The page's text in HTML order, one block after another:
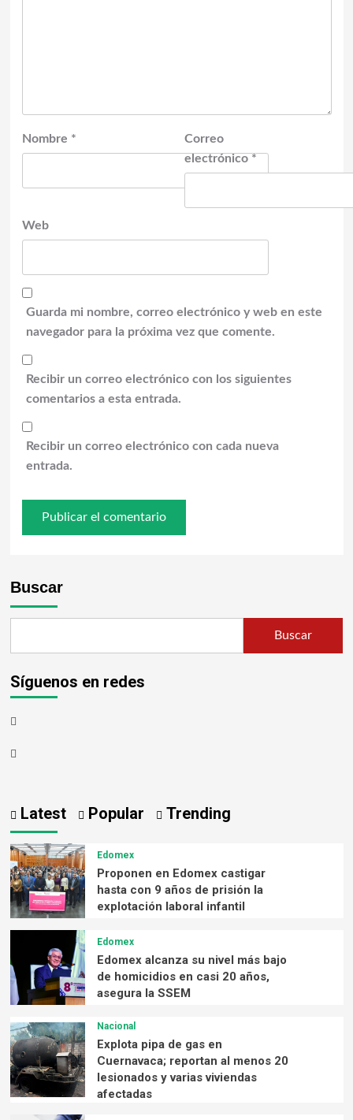
Nombre *
Correo
electrónico *
Web
Guarda mi nombre, correo electrónico y web en este
navegador para la próxima vez que comente.
Recibir un correo electrónico con los siguientes
comentarios a esta entrada.
Recibir un correo electrónico con cada nueva
entrada.
Buscar
Buscar
Síguenos en redes
Latest Popular Trending
Edomex
Proponen en Edomex castigar
hasta con 9 años de prisión la
explotación laboral infantil
Edomex
Edomex alcanza su nivel más bajo
de homicidios en casi 20 años,
asegura la SSEM
Nacional
Explota pipa de gas en
Cuernavaca; reportan al menos 20
lesionados y varias viviendas
afectadas